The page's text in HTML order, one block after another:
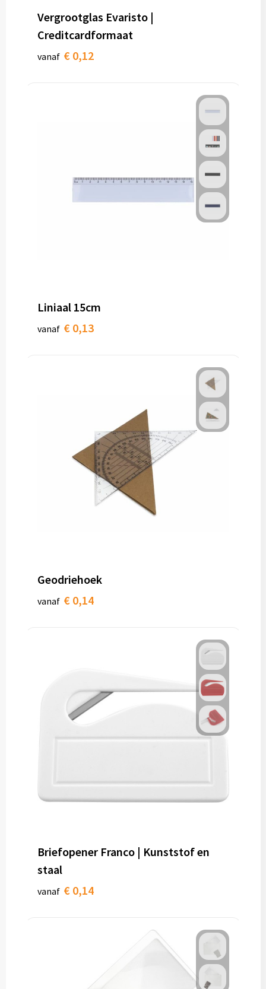
Vergrootglas Evaristo |
Creditcardformaat
vanaf € 0,12
Liniaal 15cm
vanaf € 0,13
Geodriehoek
vanaf € 0,14
Briefopener Franco | Kunststof en
staal
vanaf € 0,14